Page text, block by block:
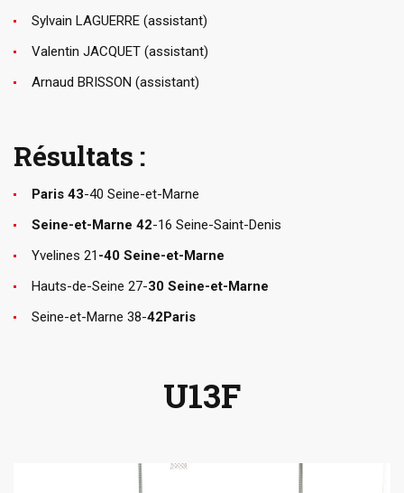
Sylvain LAGUERRE (assistant)
Valentin JACQUET (assistant)
Arnaud BRISSON (assistant)
Résultats :
Paris 43-40 Seine-et-Marne
Seine-et-Marne 42-16 Seine-Saint-Denis
Yvelines 21 -40 Seine-et-Marne
Hauts-de-Seine 27-30 Seine-et-Marne
Seine-et-Marne 38-42Paris
U13F